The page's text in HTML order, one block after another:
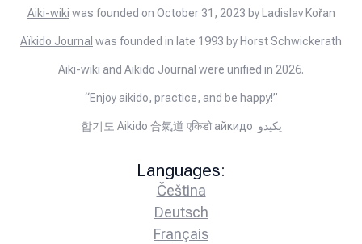
Aiki-wiki was founded on October 31, 2023 by Ladislav Kořan
Aïkido Journal was founded in late 1993 by Horst Schwickerath
Aiki-wiki and Aikido Journal were unified in 2026.
“Enjoy aikido, practice, and be happy!”
합기도 Aikido 合氣道 एकिडो айкидо يكيدو
Languages:
Čeština
Deutsch
Français